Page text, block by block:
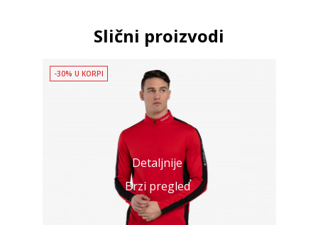
Slični proizvodi
Detaljnije
Brzi pregled
-30% U KORPI